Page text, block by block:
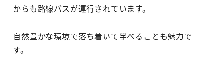
からも路線バスが運行されています。
自然豊かな環境で落ち着いて学べることも魅力で
す。